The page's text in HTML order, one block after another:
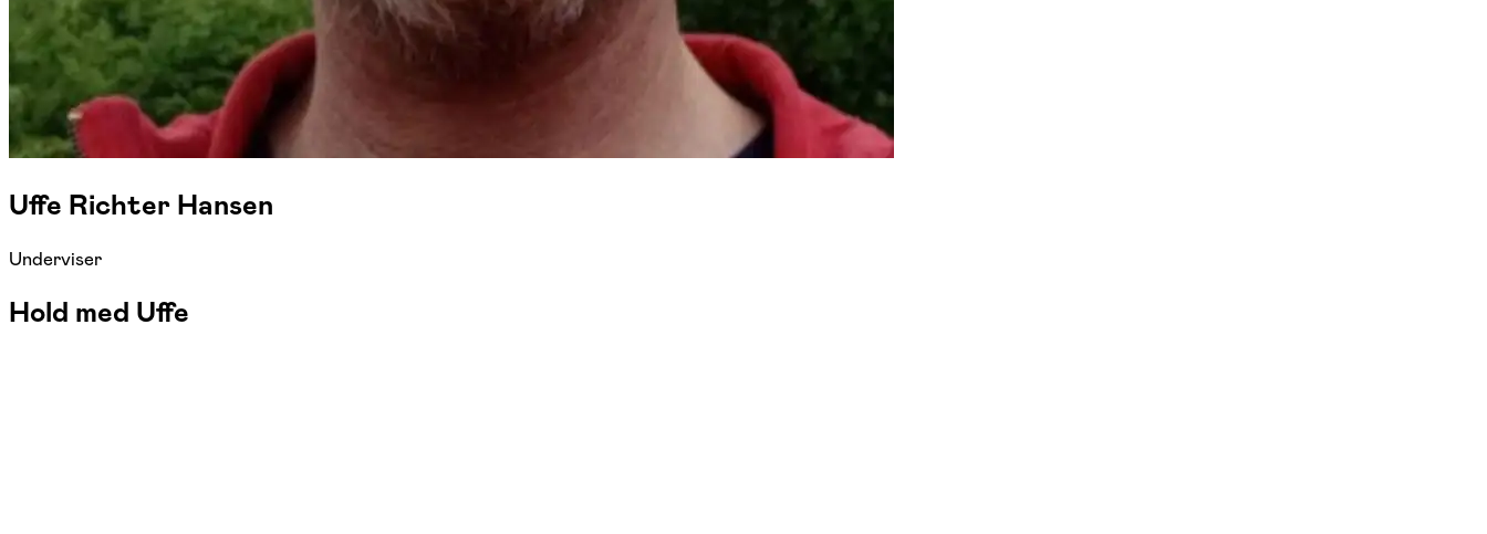
Uffe Richter Hansen
Underviser
Hold med Uffe